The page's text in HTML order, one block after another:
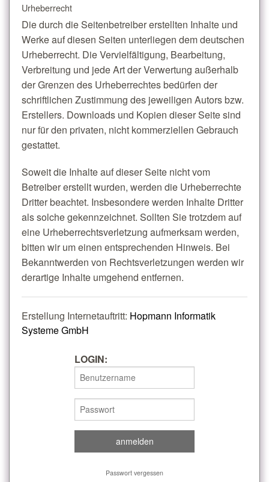
Urheberrecht
Die durch die Seitenbetreiber erstellten Inhalte und
Werke auf diesen Seiten unterliegen dem deutschen
Urheberrecht. Die Vervielfältigung, Bearbeitung,
Verbreitung und jede Art der Verwertung außerhalb
der Grenzen des Urheberrechtes bedürfen der
schriftlichen Zustimmung des jeweiligen Autors bzw.
Erstellers. Downloads und Kopien dieser Seite sind
nur für den privaten, nicht kommerziellen Gebrauch
gestattet.
Soweit die Inhalte auf dieser Seite nicht vom
Betreiber erstellt wurden, werden die Urheberrechte
Dritter beachtet. Insbesondere werden Inhalte Dritter
als solche gekennzeichnet. Sollten Sie trotzdem auf
eine Urheberrechtsverletzung aufmerksam werden,
bitten wir um einen entsprechenden Hinweis. Bei
Bekanntwerden von Rechtsverletzungen werden wir
derartige Inhalte umgehend entfernen.
Erstellung Internetauftritt: Hopmann Informatik
Systeme GmbH
LOGIN:
Passwort vergessen